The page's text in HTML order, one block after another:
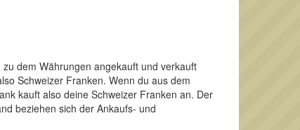
dem Währungen angekauft und verkauft
Schweizer Franken. Wenn du aus dem
kauft also deine Schweizer Franken an. Der
beziehen sich der Ankaufs- und